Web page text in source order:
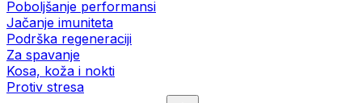
Poboljšanje performansi
Jačanje imuniteta
Podrška regeneraciji
Za spavanje
Kosa, koža i nokti
Protiv stresa